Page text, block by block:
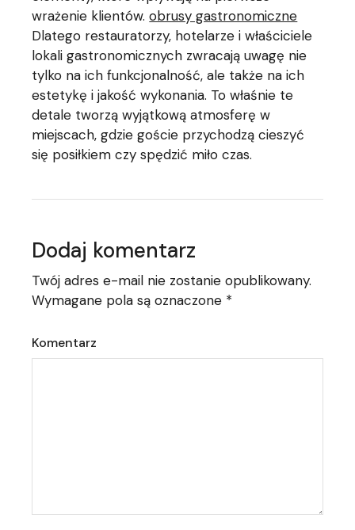
wrażenie klientów.obrusy gastronomiczne
Dlatego restauratorzy, hotelarze i właściciele
lokali gastronomicznych zwracają uwagę nie
tylko na ich funkcjonalność, ale także na ich
estetykę i jakość wykonania. To właśnie te
detale tworzą wyjątkową atmosferę w
miejscach, gdzie goście przychodzą cieszyć
się posiłkiem czy spędzić miło czas.
Dodaj komentarz
Twój adres e-mail nie zostanie opublikowany.
Wymagane pola są oznaczone *
Komentarz